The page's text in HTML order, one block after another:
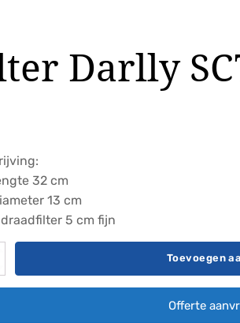
Darlly
32 cm
13 cm
5 cm fijn
Toevoegen
Offerte